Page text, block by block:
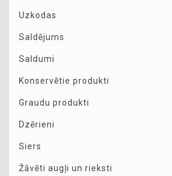
Uzkodas
Saldējums
Saldumi
Konservētie produkti
Graudu produkti
Dzērieni
Siers
Žāvēti augļi un rieksti